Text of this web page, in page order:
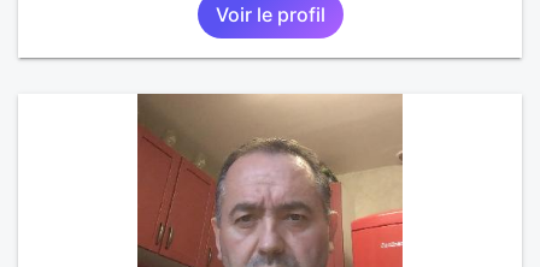
Voir le profil